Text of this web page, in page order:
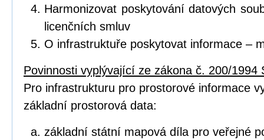
Harmonizovat poskytování datových
licenčních smluv
O infrastruktuře poskytovat informace –
Povinnosti vyplývající ze zákona č. 200/1994
Pro infrastrukturu pro prostorové informace
základní prostorová data:
základní státní mapová díla pro veřejné